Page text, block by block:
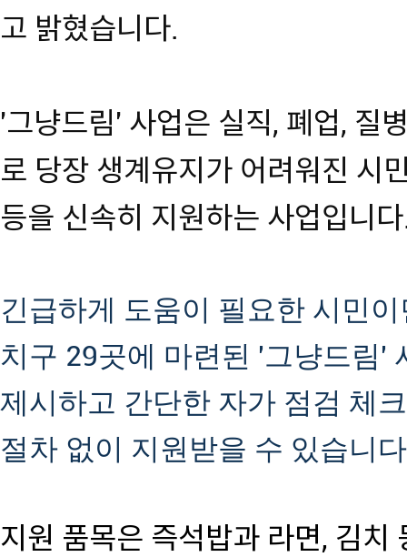
고 밝혔습니다.
'그냥드림' 사업은 실직, 폐업, 질
로 당장 생계유지가 어려워진 시
등을 신속히 지원하는 사업입니
긴급하게 도움이 필요한 시민
치구 29곳에 마련된 '그냥드림'
제시하고 간단한 자가 점검 체
절차 없이 지원받을 수 있습니
지원 품목은 즉석밥과 라면, 김치